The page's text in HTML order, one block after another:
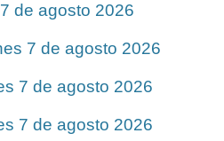
de agosto 2026
7 de agosto 2026
7 de agosto 2026
7 de agosto 2026